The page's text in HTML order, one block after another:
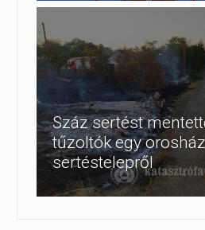
Száz sertést
tűzoltók egy
sertéstelepről